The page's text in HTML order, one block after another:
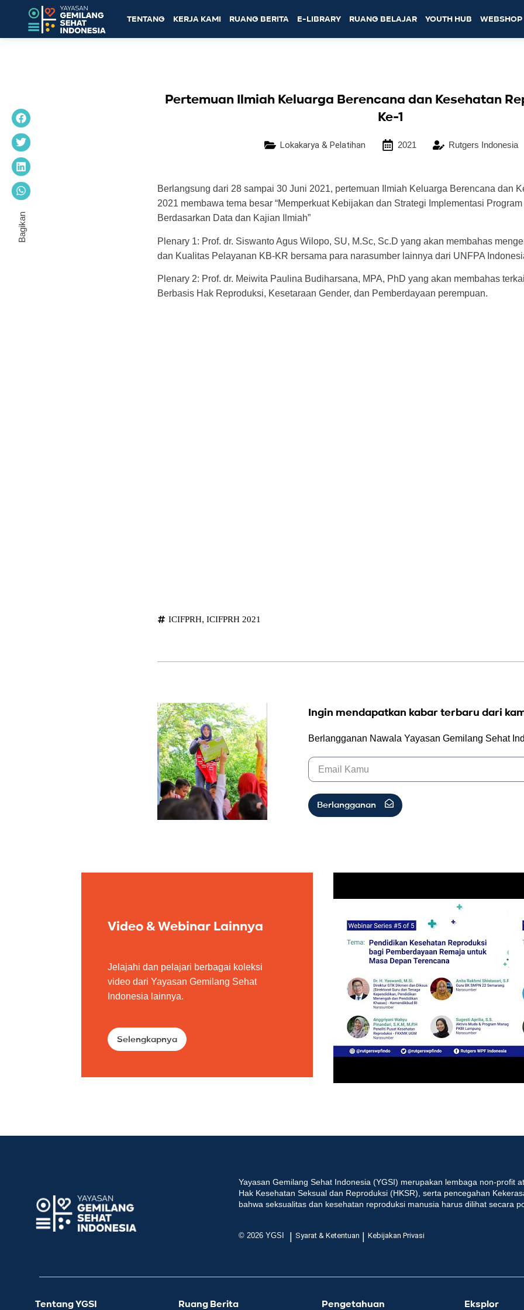
TENTANG KERJA KAMI RUANG BERITA E-LIBRARY RUANG BELAJAR YOUTH HUB WEBSHOP
Pertemuan Ilmiah Keluarga Berencana dan Kesehatan
Ke-1
Lokakarya & Pelatihan 2021 Rutgers Indonesia
Berlangsung dari 28 sampai 30 Juni 2021, pertemuan Ilmiah Keluarga Berencana dan
2021 membawa tema besar “Memperkuat Kebijakan dan Strategi Implementasi
Berdasarkan Data dan Kajian Ilmiah”
Plenary 1: Prof. dr. Siswanto Agus Wilopo, SU, M.Sc, Sc.D yang akan membahas
dan Kualitas Pelayanan KB-KR bersama para narasumber lainnya dari UNFPA
Plenary 2: Prof. dr. Meiwita Paulina Budiharsana, MPA, PhD yang akan membahas
Berbasis Hak Reproduksi, Kesetaraan Gender, dan Pemberdayaan perempuan.
ICIFPRH, ICIFPRH 2021
Ingin mendapatkan kabar terbaru dari
Berlangganan Nawala Yayasan Gemilang Sehat
Berlangganan
Video & Webinar Lainnya
Jelajahi dan pelajari berbagai koleksi
video dari Yayasan Gemilang Sehat
Indonesia lainnya.
Selengkapnya
Yayasan Gemilang Sehat Indonesia (YGSI) merupakan lembaga non-profit
Hak Kesehatan Seksual dan Reproduksi (HKSR), serta pencegahan
bahwa seksualitas dan kesehatan reproduksi manusia harus dilihat secara
© 2026 YGSI |Syarat & Ketentuan |Kebijakan Privasi
Tentang YGSI Ruang Berita Pengetahuan Eksplor